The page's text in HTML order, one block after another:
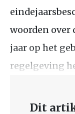
woorden
jaar op het
regelgeving
Dit